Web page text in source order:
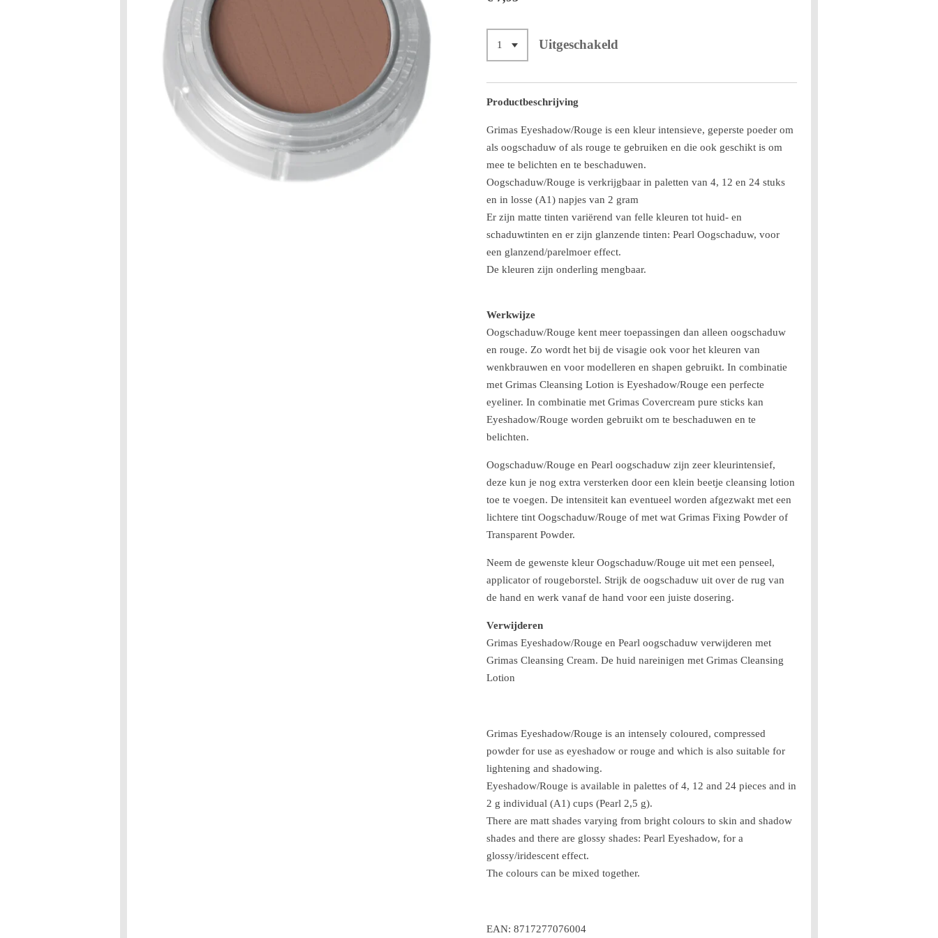
Uitgeschakeld
Productbeschrijving
Grimas Eyeshadow/Rouge is een kleur intensieve, geperste poeder om
als oogschaduw of als rouge te gebruiken en die ook geschikt is om
mee te belichten en te beschaduwen.
Oogschaduw/Rouge is verkrijgbaar in paletten van 4, 12 en 24 stuks
en in losse (A1) napjes van 2 gram
Er zijn matte tinten variërend van felle kleuren tot huid- en
schaduwtinten en er zijn glanzende tinten: Pearl Oogschaduw, voor
een glanzend/parelmoer effect.
De kleuren zijn onderling mengbaar.
Werkwijze
Oogschaduw/Rouge kent meer toepassingen dan alleen oogschaduw
en rouge. Zo wordt het bij de visagie ook voor het kleuren van
wenkbrauwen en voor modelleren en shapen gebruikt. In combinatie
met Grimas Cleansing Lotion is Eyeshadow/Rouge een perfecte
eyeliner. In combinatie met Grimas Covercream pure sticks kan
Eyeshadow/Rouge worden gebruikt om te beschaduwen en te
belichten.
Oogschaduw/Rouge en Pearl oogschaduw zijn zeer kleurintensief,
deze kun je nog extra versterken door een klein beetje cleansing lotion
toe te voegen. De intensiteit kan eventueel worden afgezwakt met een
lichtere tint Oogschaduw/Rouge of met wat Grimas Fixing Powder of
Transparent Powder.
Neem de gewenste kleur Oogschaduw/Rouge uit met een penseel,
applicator of rougeborstel. Strijk de oogschaduw uit over de rug van
de hand en werk vanaf de hand voor een juiste dosering.
Verwijderen
Grimas Eyeshadow/Rouge en Pearl oogschaduw verwijderen met
Grimas Cleansing Cream. De huid nareinigen met Grimas Cleansing
Lotion
Grimas Eyeshadow/Rouge is an intensely coloured, compressed
powder for use as eyeshadow or rouge and which is also suitable for
lightening and shadowing.
Eyeshadow/Rouge is available in palettes of 4, 12 and 24 pieces and in
2 g individual (A1) cups (Pearl 2,5 g).
There are matt shades varying from bright colours to skin and shadow
shades and there are glossy shades: Pearl Eyeshadow, for a
glossy/iridescent effect.
The colours can be mixed together.
EAN: 8717277076004